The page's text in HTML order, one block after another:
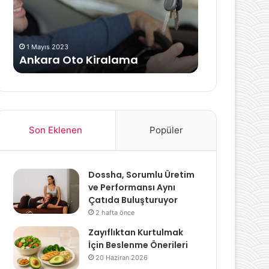
1 Mayıs 2023
Ankara Oto Kiralama
Oluşur?
Gebelikte
Nasıl
Son Eklenen Popüler
Dossha, Sorumlu Üretim
ve Performansı Aynı
Çatıda Buluşturuyor
2 hafta önce
Zayıflıktan Kurtulmak
İçin Beslenme Önerileri
20 Haziran 2026